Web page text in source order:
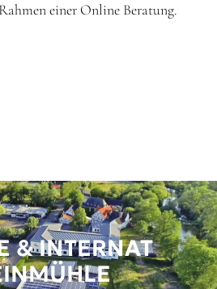
einer Online Beratung.
& INTERNAT